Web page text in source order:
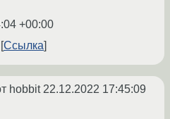
+00:00
Ссылка
hobbit 22.12.2022 17:45:09